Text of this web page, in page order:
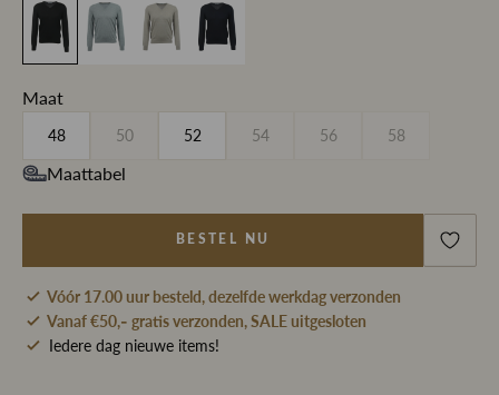
Maat
48 50 52 54 56 58
Maattabel
BESTEL NU
Vóór 17.00 uur besteld, dezelfde werkdag verzonden
Vanaf €50,- gratis verzonden, SALE uitgesloten
Iedere dag nieuwe items!